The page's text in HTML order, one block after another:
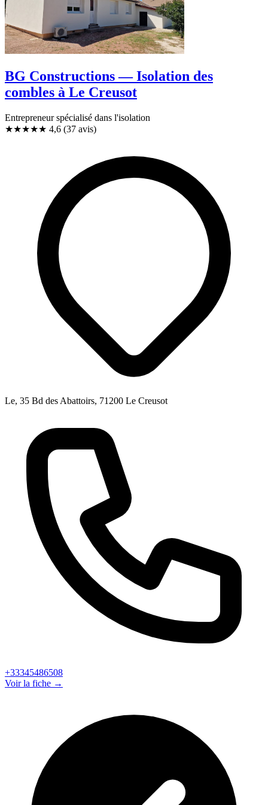
BG Constructions — Isolation des
combles à Le Creusot
Entrepreneur spécialisé dans l'isolation
★★★★★ 4,6 (37 avis)
Le, 35 Bd des Abattoirs, 71200 Le Creusot
+33345486508
Voir la fiche →